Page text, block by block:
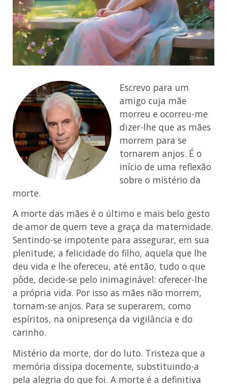
Escrevo para um
amigo cuja mãe
morreu e ocorreu-me
dizer-lhe que as mães
morrem para se
tornarem anjos. É o
início de uma reflexão
sobre o mistério da
morte.
A morte das mães é o último e mais belo gesto
de amor de quem teve a graça da maternidade.
Sentindo-se impotente para assegurar, em sua
plenitude, a felicidade do filho, aquela que lhe
deu vida e lhe ofereceu, até então, tudo o que
pôde, decide-se pelo inimaginável: oferecer-lhe
a própria vida. Por isso as mães não morrem,
tornam-se anjos. Para se superarem, como
espíritos, na onipresença da vigilância e do
carinho.
Mistério da morte, dor do luto. Tristeza que a
memória dissipa docemente, substituindo-a
pela alegria do que foi. A morte é a definitiva